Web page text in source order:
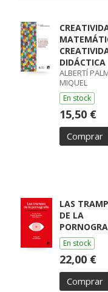
DIDÁCTICA
ALBERTÍ
MIQUEL
En stock
15,50 €
Comprar
LAS
DE LA
En stock
22,00 €
Comprar